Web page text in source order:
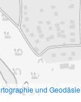
und Geodäsie